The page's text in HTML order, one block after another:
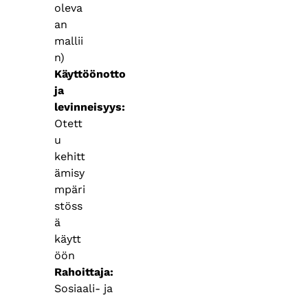
oleva
an
mallii
n)
Käyttöönotto
ja
levinneisyys
Otett
u
kehitt
ämisy
mpäri
stöss
ä
käytt
öön
Rahoittaja
Sosiaali- ja